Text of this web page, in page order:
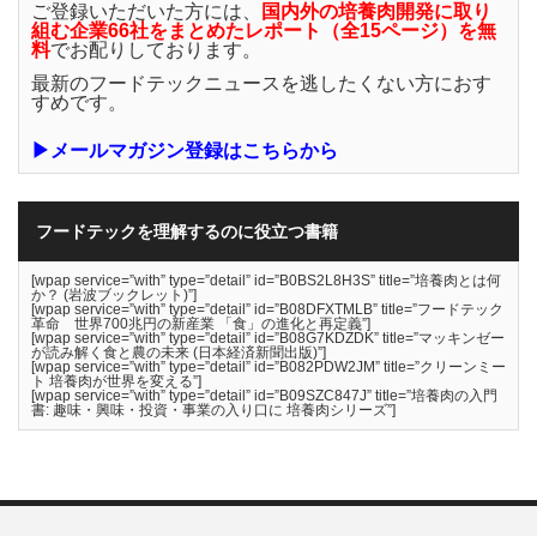
ご登録いただいた方には、
国内外の培養肉開発に取り
組む企業66社をまとめたレポート（全15ページ）を無
料でお配りしております。
最新のフードテックニュースを逃したくない方におす
すめです。
▶メールマガジン登録はこちらから
フードテックを理解するのに役立つ書籍
[wpap service=”with” type=”detail” id=”B0BS2L8H3S” title=”培養肉とは何
か？ (岩波ブックレット)”]
[wpap service=”with” type=”detail” id=”B08DFXTMLB” title=”フードテック
革命 世界700兆円の新産業 「食」の進化と再定義”]
[wpap service=”with” type=”detail” id=”B08G7KDZDK” title=”マッキンゼー
が読み解く食と農の未来 (日本経済新聞出版)”]
[wpap service=”with” type=”detail” id=”B082PDW2JM” title=”クリーンミー
ト 培養肉が世界を変える”]
[wpap service=”with” type=”detail” id=”B09SZC847J” title=”培養肉の入門
書: 趣味・興味・投資・事業の入り口に 培養肉シリーズ”]